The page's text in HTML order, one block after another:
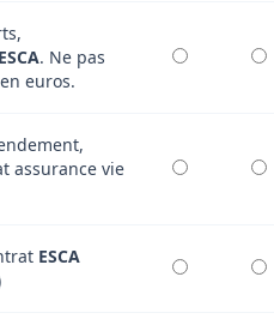
ESCA. Ne pas
euros.
assurance vie
ESCA